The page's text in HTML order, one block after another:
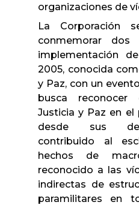
organizaciones de
La Corporación
conmemorar
implementación
2005, conocida
y Paz, con un
busca
Justicia y Paz en el
desde sus
contribuido al
hechos de
reconocido a las
indirectas de
paramilitares en